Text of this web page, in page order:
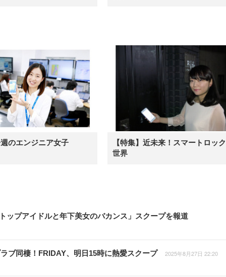
のエンジニア女子
【特集】近未来！スマートロッ
世界
ップアイドルと年下美女のバカンス」スクープを報道
ブ同棲！FRIDAY、明日15時に熱愛スクープ 2025年8月27日 22:20